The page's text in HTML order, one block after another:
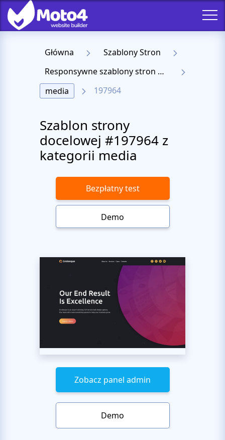
Główna
Szablony Stron
Responsywne szablony stron docelowych
media
197964
Szablon strony
docelowej #197964 z
kategorii media
Bezpłatny test
Demo
Zobacz panel admin
Demo